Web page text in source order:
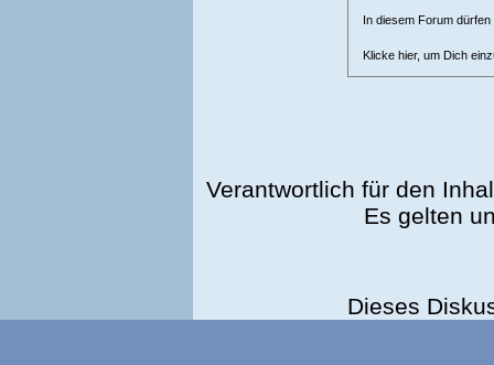
In diesem Forum
Klicke hier, um Dich
Verantwortlich für den
Es gelten
Dieses